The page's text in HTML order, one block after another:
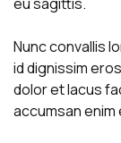
Nunc convallis
id dignissim
dolor et lacus
accumsan enim